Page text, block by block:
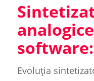
Evoluția